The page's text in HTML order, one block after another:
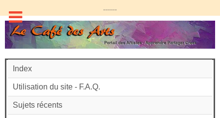
.......
Index
Utilisation du site - F.A.Q.
Sujets récents